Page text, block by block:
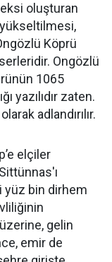
oluşturan
yükseltilmesi,
Köprü
Ongözlü
1065
yazılıdır zaten.
adlandırılır.
elçiler
yüz bin dirhem
gelin
emir de